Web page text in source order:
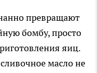
превращают
бомбу, просто
яиц.
масло не